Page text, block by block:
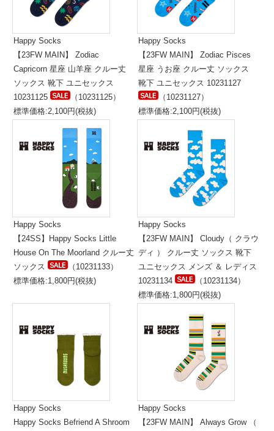
Happy Socks
【23FW MAIN】 Zodiac
Capricorn 星座 山羊座 クルー丈
ソックス 靴下 ユニセックス
10231125
（10231125）
標準価格:2,100円(税抜)
Happy Socks
【23FW MAIN】 Zodiac Pisces
星座 うお座 クルー丈 ソックス
靴下 ユニセックス 10231127
（10231127）
標準価格:2,100円(税抜)
Happy Socks
【24SS】Happy Socks Little
House On The Moorland クルー丈
ソックス
（10231133）
標準価格:1,800円(税抜)
Happy Socks
【23FW MAIN】 Cloudy（ クラウ
ディ ） クルー丈 ソックス 靴下
ユニセックス メンズ ＆ レディス
10231134
（10231134）
標準価格:1,800円(税抜)
Happy Socks
Happy Socks Befriend A Shroom
Happy Socks
【23FW MAIN】 Always Grow （